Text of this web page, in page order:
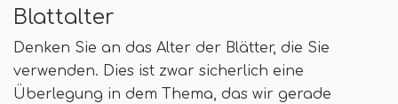
Blattalter
Denken Sie an das Alter der Blätter, die Sie
verwenden. Dies ist zwar sicherlich eine
Überlegung in dem Thema, das wir gerade